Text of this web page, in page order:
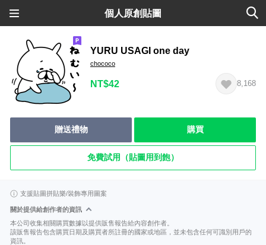
個人原創貼圖
YURU USAGI one day
chococo
NT$42 8,168
贈送禮物 購買
免費試用（貼圖用到飽）
支援貼圖拼貼樂/裝飾專用圖案
關於提供給創作者的資訊
本公司收集相關購買數據以提供販售報告給內容創作者。
該販售報告包含購買日期及購買者所註冊的國家或地區，並未包含任何可識別用戶的
資訊。